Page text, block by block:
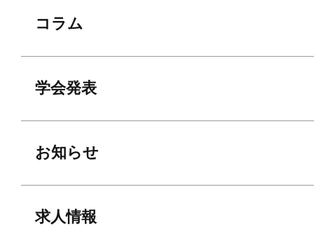
コラム
学会発表
お知らせ
求人情報